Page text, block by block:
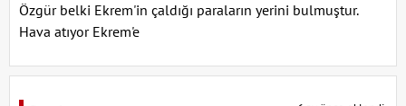
Özgür belki Ekrem'in çaldığı paraların yerini bulmuştur.
Hava atıyor Ekrem'e